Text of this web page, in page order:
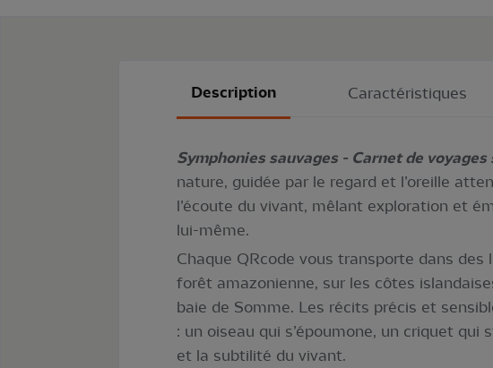
Description Caractéristiques
Symphonies sauvages - Carnet de
nature, guidée par le regard et l’oreille
l’écoute du vivant, mêlant exploration et
lui-même.
Chaque QRcode vous transporte dans
forêt amazonienne, sur les côtes
baie de Somme. Les récits précis et
: un oiseau qui s’époumone, un criquet
et la subtilité du vivant.